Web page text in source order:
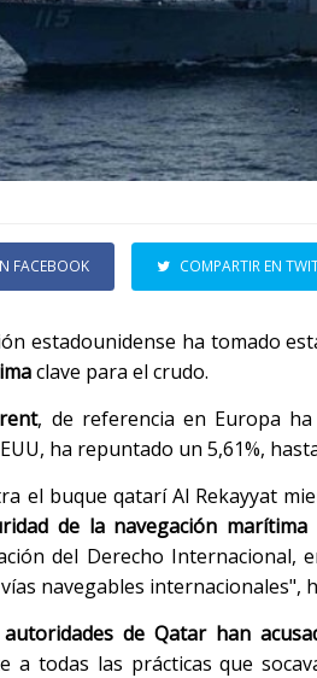
FACEBOOK COMPARTIR EN
estadounidense ha tomado
clave para el crudo.
, de referencia en Europa
ha repuntado un 5,61%,
el buque qatarí Al Rekayyat
de la navegación marítima
del Derecho
navegables internacionales",
de Qatar han
a todas las prácticas que